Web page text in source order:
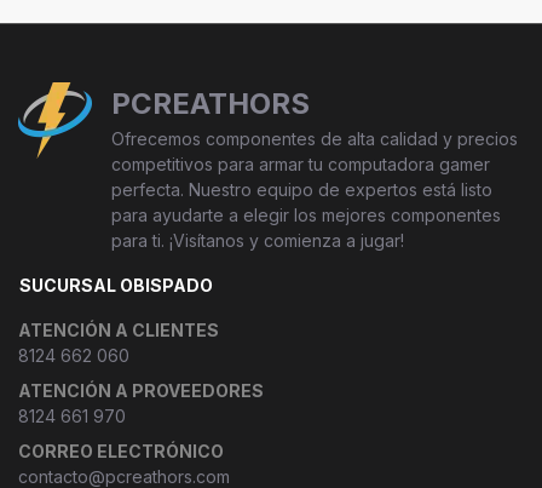
PCREATHORS
Ofrecemos componentes de alta calidad y precios
competitivos para armar tu computadora gamer
perfecta. Nuestro equipo de expertos está listo
para ayudarte a elegir los mejores componentes
para ti. ¡Visítanos y comienza a jugar!
SUCURSAL OBISPADO
ATENCIÓN A CLIENTES
8124 662 060
ATENCIÓN A PROVEEDORES
8124 661 970
CORREO ELECTRÓNICO
contacto@pcreathors.com